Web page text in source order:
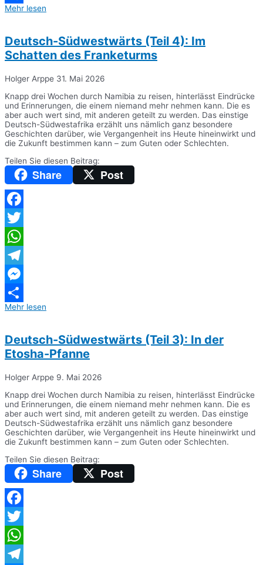
Teilen
Mehr lesen
Deutsch-Südwestwärts (Teil 4): Im
Schatten des Franketurms
Holger Arppe 31. Mai 2026
Knapp drei Wochen durch Namibia zu reisen, hinterlässt Eindrücke
und Erinnerungen, die einem niemand mehr nehmen kann. Die es
aber auch wert sind, mit anderen geteilt zu werden. Das einstige
Deutsch-Südwestafrika erzählt uns nämlich ganz besondere
Geschichten darüber, wie Vergangenheit ins Heute hineinwirkt und
die Zukunft bestimmen kann – zum Guten oder Schlechten.
Teilen Sie diesen Beitrag:
Share Post
Facebook
Twitter
WhatsApp
Telegram
Messenger
Teilen
Mehr lesen
Deutsch-Südwestwärts (Teil 3): In der
Etosha-Pfanne
Holger Arppe 9. Mai 2026
Knapp drei Wochen durch Namibia zu reisen, hinterlässt Eindrücke
und Erinnerungen, die einem niemand mehr nehmen kann. Die es
aber auch wert sind, mit anderen geteilt zu werden. Das einstige
Deutsch-Südwestafrika erzählt uns nämlich ganz besondere
Geschichten darüber, wie Vergangenheit ins Heute hineinwirkt und
die Zukunft bestimmen kann – zum Guten oder Schlechten.
Teilen Sie diesen Beitrag:
Share Post
Facebook
Twitter
WhatsApp